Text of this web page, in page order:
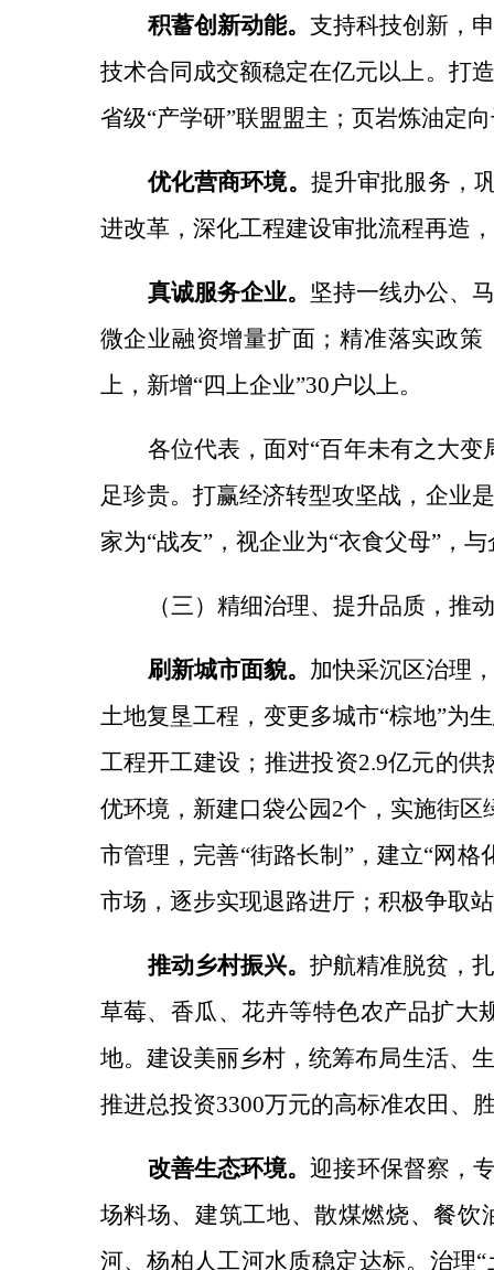
积蓄创新动能。 支持科技创新，
技术合同成交额稳定在亿元以上。 打
省级“产学研”联盟盟主；页岩炼油定
优化营商环境。 提升审批服务，
进改革， 深化工程建设审批流程再造
真诚服务企业。 坚持一线办公、
微企业融资增量扩面；精准落实政
上，新增“四上企业”30户以上。
各位代表，面对“百年未有之大
足珍贵。打赢经济转型攻坚战，企业
家为“战友”，视企业为“衣食父母”，
（三）精细治理、提升品质，推
刷新城市面貌。 加快采沉区治理
土地复垦工程，变更多城市“棕地”为
工程开工建设；推进投资2.9亿元的
优环境， 新建口袋公园2个，实施街区
市管理， 完善“街路长制”，建立“网
市场，逐步实现退路进厅；积极争取
推动乡村振兴。 护航精准脱贫，
草莓、香瓜、花卉等特色农产品扩大
地。 建设美丽乡村，统筹布局生活、
推进总投资3300万元的高标准农田、
改善生态环境。迎接环保督察，
场料场、建筑工地、散煤燃烧、餐
河、杨柏人工河水质稳定达标。 治理“